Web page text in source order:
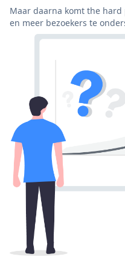
Maar daarna komt the
en meer bezoekers te